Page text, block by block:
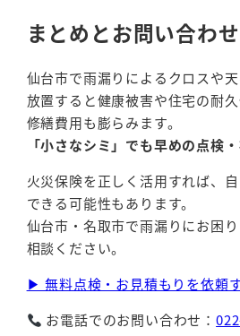
まとめとお問い合わせ
仙台市で雨漏りによるクロスや天
放置すると健康被害や住宅の耐久
修繕費用も膨らみます。
「小さなシミ」でも早めの点検
火災保険を正しく活用すれば、
できる可能性もあります。
仙台市・名取市で雨漏りにお困
相談ください。
▶ 無料点検・お見積もりを依頼
お電話でのお問い合わせ：